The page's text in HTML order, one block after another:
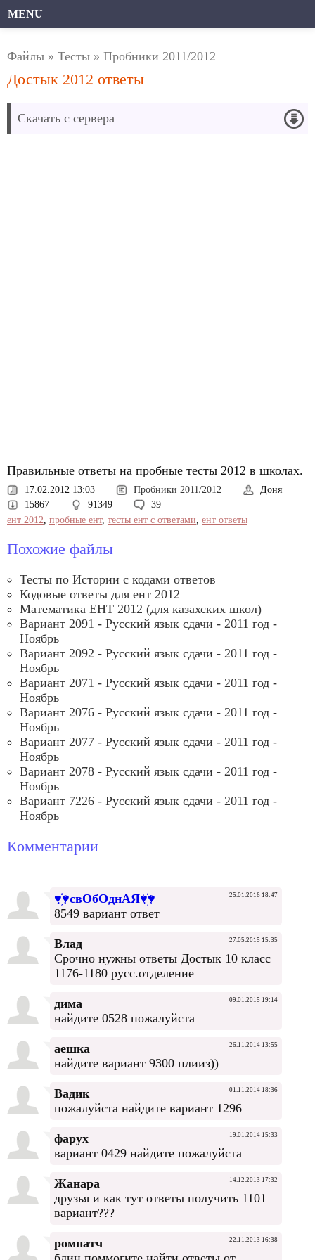
MENU
Файлы » Тесты » Пробники 2011/2012
Достык 2012 ответы
Скачать с сервера
Правильные ответы на пробные тесты 2012 в школах.
17.02.2012 13:03 Пробники 2011/2012
Доня
15867
91349
39
ент 2012, пробные ент, тесты ент с ответами, ент ответы
Похожие файлы
Тесты по Истории с кодами ответов
Кодовые ответы для ент 2012
Математика ЕНТ 2012 (для казахских школ)
Вариант 2091 - Русский язык сдачи - 2011 год -
Ноябрь
Вариант 2092 - Русский язык сдачи - 2011 год -
Ноябрь
Вариант 2071 - Русский язык сдачи - 2011 год -
Ноябрь
Вариант 2076 - Русский язык сдачи - 2011 год -
Ноябрь
Вариант 2077 - Русский язык сдачи - 2011 год -
Ноябрь
Вариант 2078 - Русский язык сдачи - 2011 год -
Ноябрь
Вариант 7226 - Русский язык сдачи - 2011 год -
Ноябрь
Комментарии
♥҉♥свОбОднАЯ♥҉♥ 25.01.2016 18:47
8549 вариант ответ
Влад 27.05.2015 15:35
Срочно нужны ответы Достык 10 класс
1176-1180 русс.отделение
дима 09.01.2015 19:14
найдите 0528 пожалуйста
аешка 26.11.2014 13:55
найдите вариант 9300 плииз))
Вадик 01.11.2014 18:36
пожалуйста найдите вариант 1296
фарух 19.01.2014 15:33
вариант 0429 найдите пожалуйста
Жанара 14.12.2013 17:32
друзья и как тут ответы получить 1101
вариант???
ромпатч 22.11.2013 16:38